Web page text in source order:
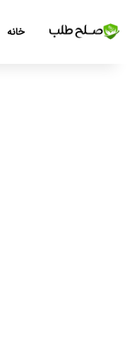
خانه